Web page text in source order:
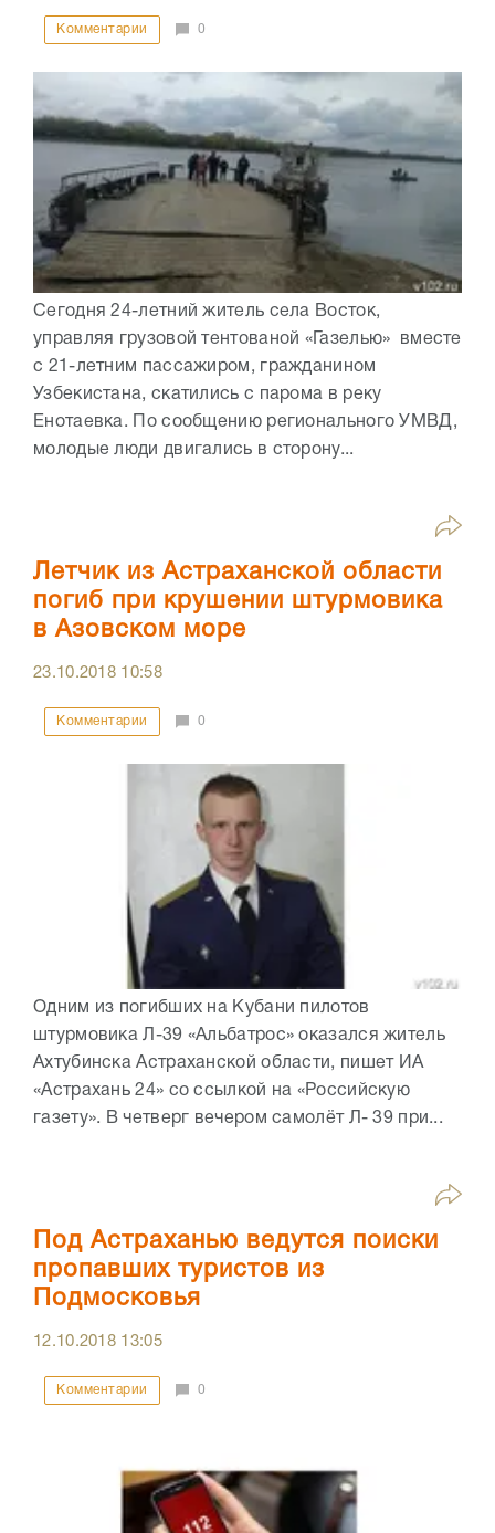
Комментарии 0
Сегодня 24-летний житель села Восток,
управляя грузовой тентованой «Газелью» вместе
с 21-летним пассажиром, гражданином
Узбекистана, скатились с парома в реку
Енотаевка. По сообщению регионального УМВД,
молодые люди двигались в сторону...
Летчик из Астраханской области
погиб при крушении штурмовика
в Азовском море
23.10.2018 10:58
Комментарии 0
Одним из погибших на Кубани пилотов
штурмовика Л-39 «Альбатрос» оказался житель
Ахтубинска Астраханской области, пишет ИА
«Астрахань 24» со ссылкой на «Российскую
газету». В четверг вечером самолёт Л- 39 при...
Под Астраханью ведутся поиски
пропавших туристов из
Подмосковья
12.10.2018 13:05
Комментарии 0